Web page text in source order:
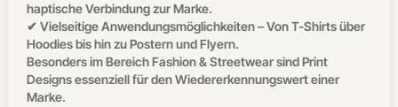
haptische Verbindung zur Marke.
✔ Vielseitige Anwendungsmöglichkeiten – Von T-Shirts über
Hoodies bis hin zu Postern und Flyern.
Besonders im Bereich Fashion & Streetwear sind Print
Designs essenziell für den Wiedererkennungswert einer
Marke.